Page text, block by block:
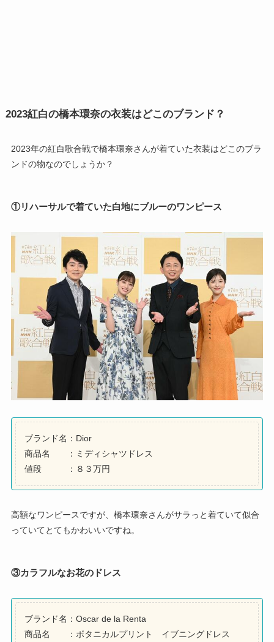
2023紅白の橋本環奈の衣装はどこのブランド？
2023年の紅白歌合戦で橋本環奈さんが着ていた衣装はどこのブラ
ンドの物なのでしょうか？
①リハーサルで着ていた白地にブルーのワンピース
ブランド名：Dior
商品名 ：ミディシャツドレス
値段 ：８３万円
高額なワンピースですが、橋本環奈さんがサラっと着ていて似合
っていてとてもかわいいですね。
③カラフルなお花のドレス
ブランド名：Oscar de la Renta
商品名 ：ボタニカルプリント イブニングドレス